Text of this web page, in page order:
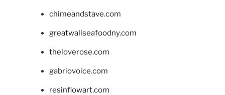
chimeandstave.com
greatwallseafoodny.com
theloverose.com
gabriovoice.com
resinflowart.com